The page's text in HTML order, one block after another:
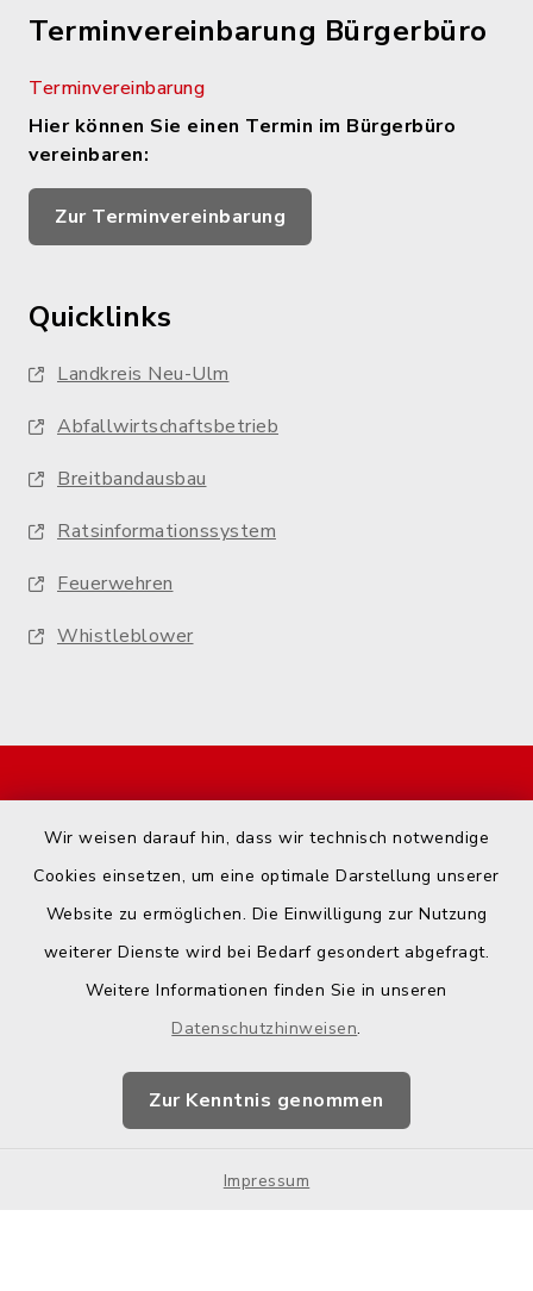
Wir weisen darauf hin, dass wir technisch notwendige
Cookies einsetzen, um eine optimale Darstellung unserer
Website zu ermöglichen. Die Einwilligung zur Nutzung
weiterer Dienste wird bei Bedarf gesondert abgefragt.
Weitere Informationen finden Sie in unseren
Datenschutzhinweisen.
Zur Kenntnis genommen
Impressum
Terminvereinbarung Bürgerbüro
Terminvereinbarung
Hier können Sie einen Termin im Bürgerbüro
vereinbaren:
Zur Terminvereinbarung
Quicklinks
Landkreis Neu-Ulm
Abfallwirtschaftsbetrieb
Breitbandausbau
Ratsinformationssystem
Feuerwehren
Whistleblower
Kontakt
Datenschutz
Hotspot-Nutzung
Sitemap